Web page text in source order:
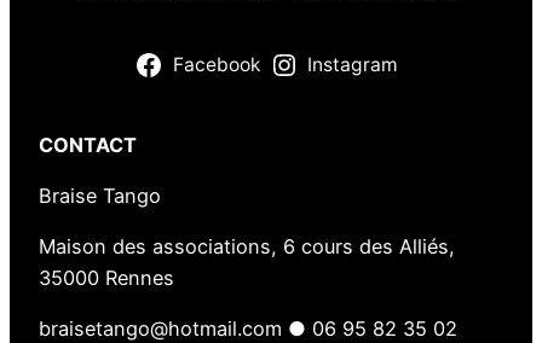
Facebook Instagram
CONTACT
Braise Tango
Maison des associations, 6 cours des Alliés,
35000 Rennes
braisetango@hotmail.com ● 06 95 82 35 02